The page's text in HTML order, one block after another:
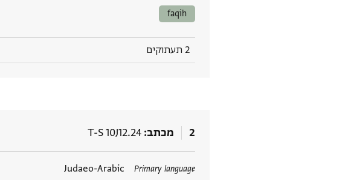
faqih
2 תעתוקים
2 מכתב T-S 10J12.24
Primary language
Judaeo-Arabic תגים